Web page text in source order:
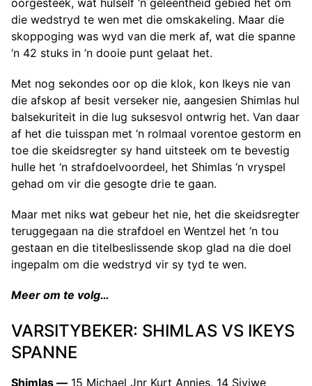
oorgesteek, wat hulself ‘n geleentheid gebied het om
die wedstryd te wen met die omskakeling. Maar die
skoppoging was wyd van die merk af, wat die spanne
‘n 42 stuks in ‘n dooie punt gelaat het.
Met nog sekondes oor op die klok, kon Ikeys nie van
die afskop af besit verseker nie, aangesien Shimlas hul
balsekuriteit in die lug suksesvol ontwrig het. Van daar
af het die tuisspan met ‘n rolmaal vorentoe gestorm en
toe die skeidsregter sy hand uitsteek om te bevestig
hulle het ‘n strafdoelvoordeel, het Shimlas ‘n vryspel
gehad om vir die gesogte drie te gaan.
Maar met niks wat gebeur het nie, het die skeidsregter
teruggegaan na die strafdoel en Wentzel het ‘n tou
gestaan en die titelbeslissende skop glad na die doel
ingepalm om die wedstryd vir sy tyd te wen.
Meer om te volg…
VARSITYBEKER: SHIMLAS VS IKEYS
SPANNE
Shimlas — 15 Michael Jnr Kurt Annies, 14 Siviwe